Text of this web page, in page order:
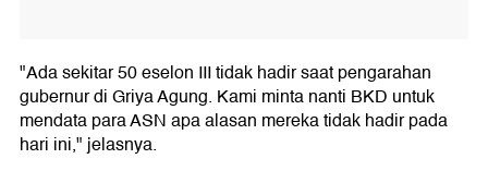
"Ada sekitar 50 eselon III tidak hadir saat pengarahan
gubernur di Griya Agung. Kami minta nanti BKD untuk
mendata para ASN apa alasan mereka tidak hadir pada
hari ini," jelasnya.